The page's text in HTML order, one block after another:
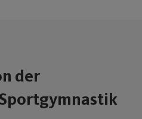
der